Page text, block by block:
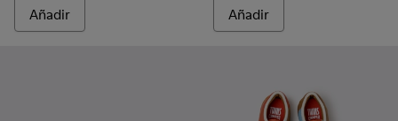
Añadir Añadir